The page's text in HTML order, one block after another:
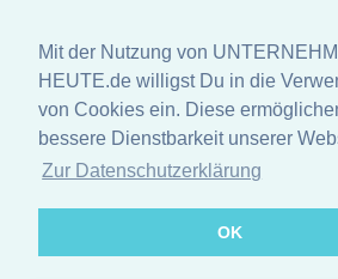
Mit der Nutzung von
HEUTE.de willigst Du in die
von Cookies ein. Diese
bessere Dienstbarkeit unserer
Zur Datenschutzerklärung
OK